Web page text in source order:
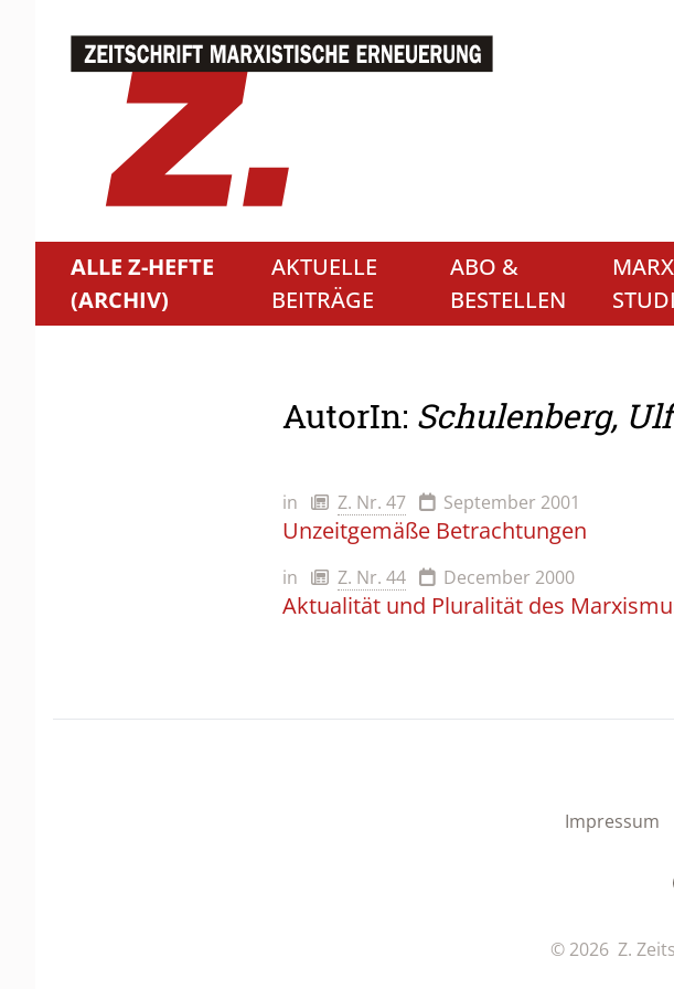
ALLE Z-HEFTE
(ARCHIV)
AKTUELLE
BEITRÄGE
ABO &
BESTELLEN
AutorIn: Schulenberg, Ulf
in Z. Nr. 47 September 2001
Unzeitgemäße Betrachtungen
in Z. Nr. 44 December 2000
Aktualität und Pluralität des
Impressum
© 2026 Z.